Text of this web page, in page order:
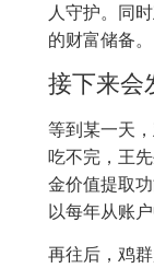
人守护。同
的财富储备。
接下来会
等到某一天
吃不完，王
金价值提取
以每年从账
再往后，鸡